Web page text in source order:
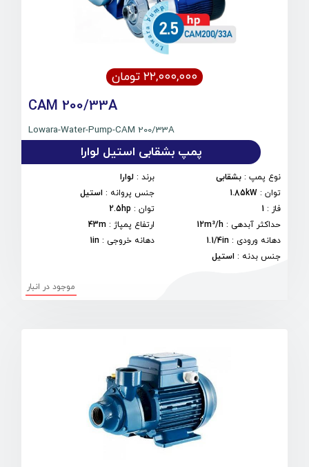
۲۲,۰۰۰,۰۰۰ تومان
CAM 200/33A
Lowara-Water-Pump-CAM 200/33A
پمپ بشقابی استیل لوارا
نوع پمپ : بشقابی برند: لوارا
توان :
1.85kW جنس پروانه : استیل
فاز :
1 توان:
2.5hp
حداکثر آبدهی :
12m³/h ارتفاع پمپاژ :
43m
دهانه ورودی :
1.1/4in دهانه خروجی :
1in
جنس بدنه : استیل
موجود در انبار